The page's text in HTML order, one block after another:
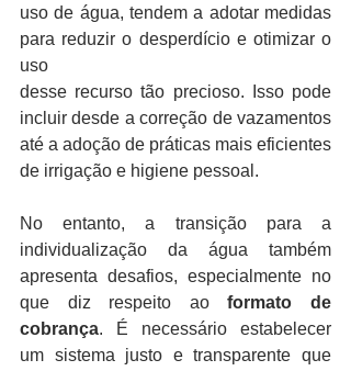
uso de água, tendem a adotar medidas
para reduzir o desperdício e otimizar o
uso
desse recurso tão precioso. Isso pode
incluir desde a correção de vazamentos
até a adoção de práticas mais eficientes
de irrigação e higiene pessoal.
No entanto, a transição para a
individualização da água também
apresenta desafios, especialmente no
que diz respeito ao formato de
cobrança. É necessário estabelecer
um sistema justo e transparente que